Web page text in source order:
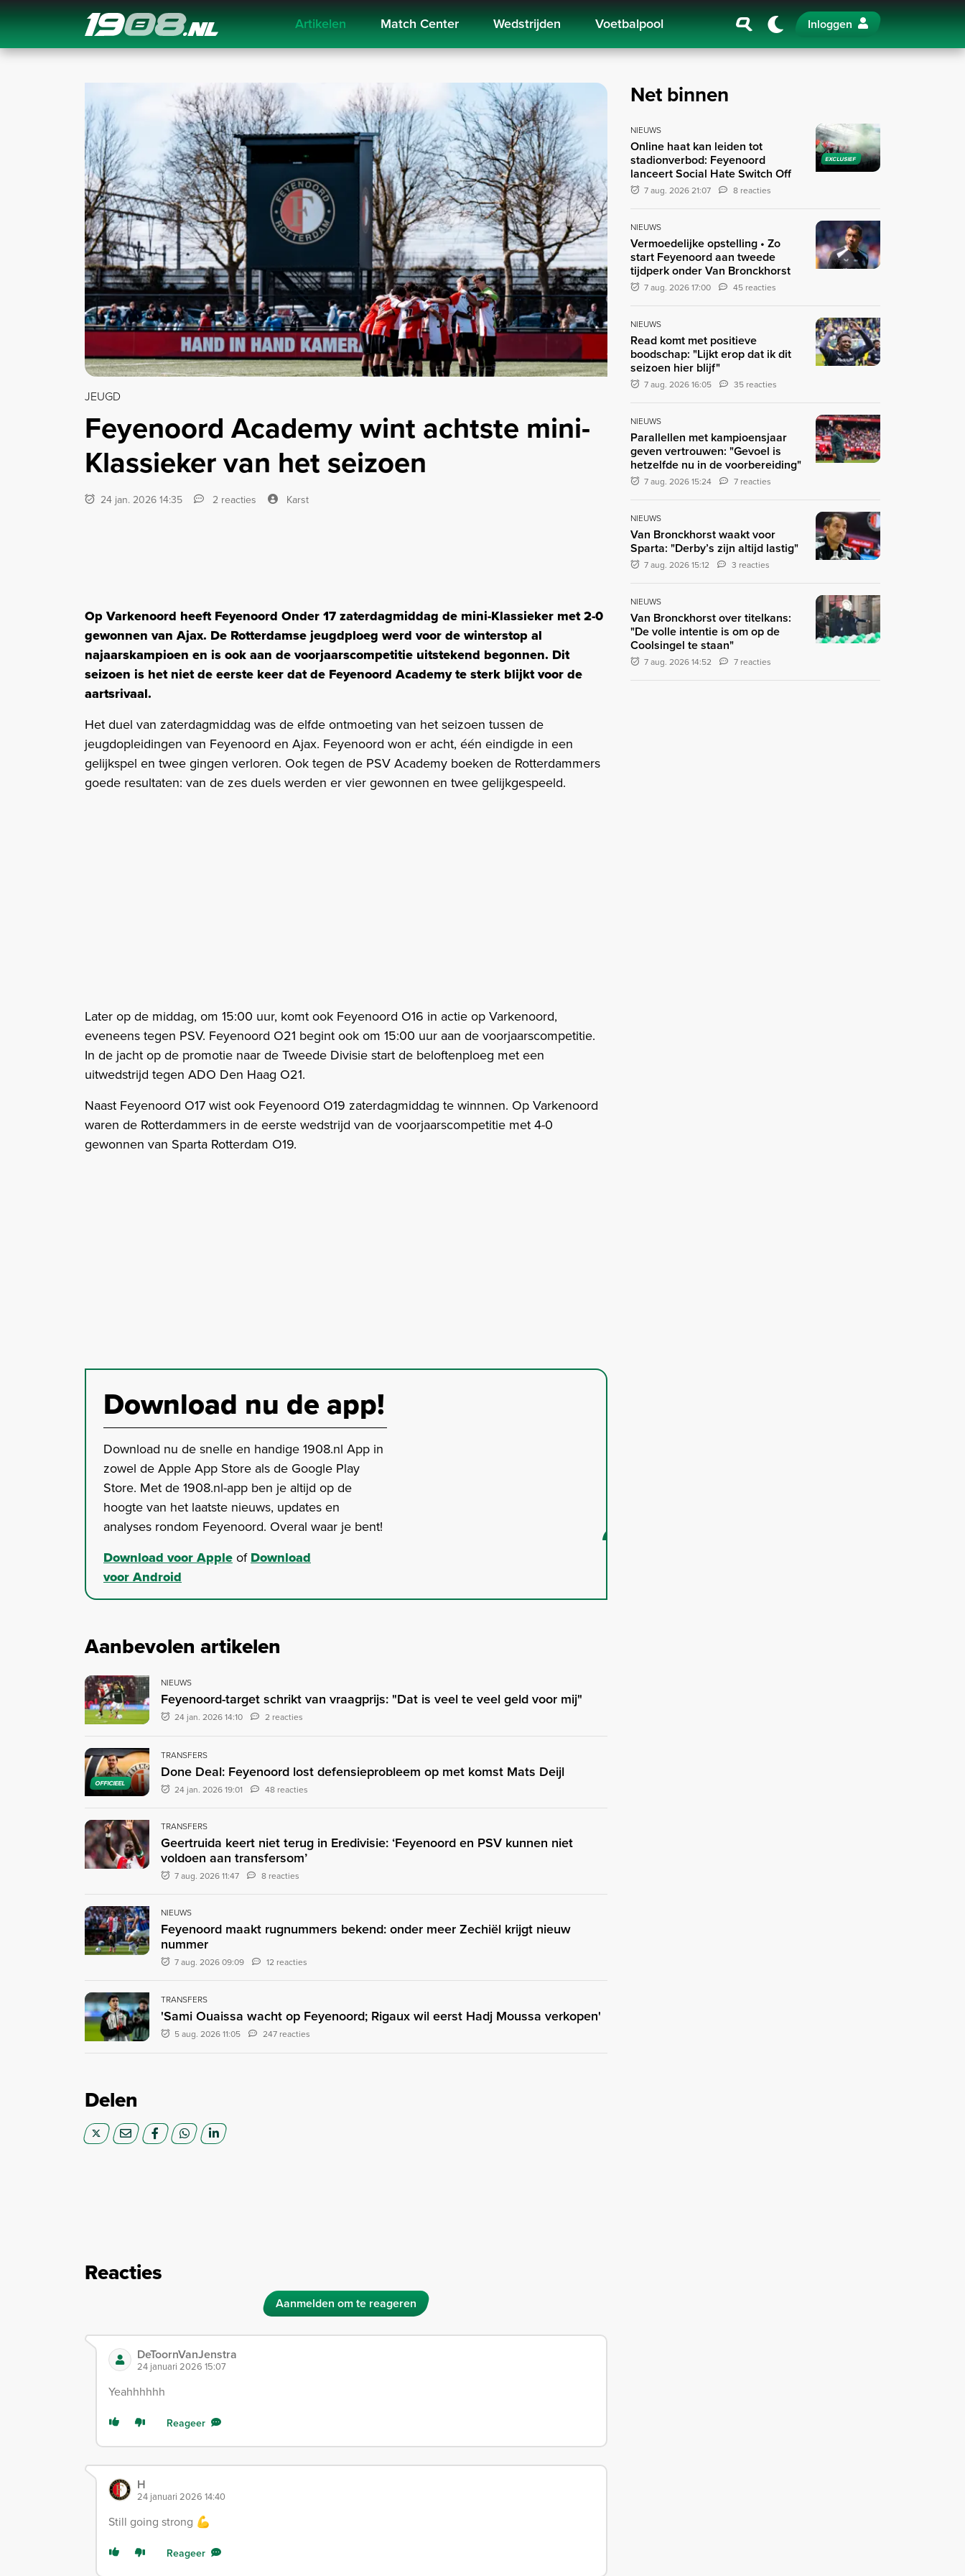
Navigation Artikelen Match Center Wedstrijden Voetbalpool Inloggen
JEUGD
Feyenoord Academy wint achtste mini-
Klassieker van het seizoen
24 jan. 2026 14:35 2 reacties Karst
Op Varkenoord heeft Feyenoord Onder 17 zaterdagmiddag de mini-Klassieker met 2-0
gewonnen van Ajax. De Rotterdamse jeugdploeg werd voor de winterstop al
najaarskampioen en is ook aan de voorjaarscompetitie uitstekend begonnen. Dit
seizoen is het niet de eerste keer dat de Feyenoord Academy te sterk blijkt voor de
aartsrivaal.
Het duel van zaterdagmiddag was de elfde ontmoeting van het seizoen tussen de
jeugdopleidingen van Feyenoord en Ajax. Feyenoord won er acht, één eindigde in een
gelijkspel en twee gingen verloren. Ook tegen de PSV Academy boeken de Rotterdammers
goede resultaten: van de zes duels werden er vier gewonnen en twee gelijkgespeeld.
Later op de middag, om 15:00 uur, komt ook Feyenoord O16 in actie op Varkenoord,
eveneens tegen PSV. Feyenoord O21 begint ook om 15:00 uur aan de voorjaarscompetitie.
In de jacht op de promotie naar de Tweede Divisie start de beloftenploeg met een
uitwedstrijd tegen ADO Den Haag O21.
Naast Feyenoord O17 wist ook Feyenoord O19 zaterdagmiddag te winnnen. Op Varkenoord
waren de Rotterdammers in de eerste wedstrijd van de voorjaarscompetitie met 4-0
gewonnen van Sparta Rotterdam O19.
Download nu de app!
Download nu de snelle en handige 1908.nl App in
zowel de Apple App Store als de Google Play
Store. Met de 1908.nl-app ben je altijd op de
hoogte van het laatste nieuws, updates en
analyses rondom Feyenoord. Overal waar je bent!
Download voor AppleofDownload
voor Android
Aanbevolen artikelen
NIEUWS
Feyenoord-target schrikt van vraagprijs: "Dat is veel te veel geld voor mij"
24 jan. 2026 14:10 2 reacties
OFFICIEEL
TRANSFERS
Done Deal: Feyenoord lost defensieprobleem op met komst Mats Deijl
24 jan. 2026 19:01 48 reacties
TRANSFERS
Geertruida keert niet terug in Eredivisie: ‘Feyenoord en PSV kunnen niet
voldoen aan transfersom’
7 aug. 2026 11:47 8 reacties
NIEUWS
Feyenoord maakt rugnummers bekend: onder meer Zechiël krijgt nieuw
nummer
7 aug. 2026 09:09 12 reacties
TRANSFERS
'Sami Ouaissa wacht op Feyenoord; Rigaux wil eerst Hadj Moussa verkopen'
5 aug. 2026 11:05 247 reacties
Delen
Reacties
Aanmelden om te reageren
DeToornVanJenstra
24 januari 2026 15:07
Yeahhhhhh
Reageer
H
24 januari 2026 14:40
Still going strong 💪
Reageer
Net binnen
EXCLUSIEF
NIEUWS
Online haat kan leiden tot
stadionverbod: Feyenoord
lanceert Social Hate Switch Off
7 aug. 2026 21:07 8 reacties
NIEUWS
Vermoedelijke opstelling • Zo
start Feyenoord aan tweede
tijdperk onder Van Bronckhorst
7 aug. 2026 17:00 45 reacties
NIEUWS
Read komt met positieve
boodschap: "Lijkt erop dat ik dit
seizoen hier blijf"
7 aug. 2026 16:05 35 reacties
NIEUWS
Parallellen met kampioensjaar
geven vertrouwen: "Gevoel is
hetzelfde nu in de voorbereiding"
7 aug. 2026 15:24 7 reacties
NIEUWS
Van Bronckhorst waakt voor
Sparta: "Derby’s zijn altijd lastig"
7 aug. 2026 15:12 3 reacties
NIEUWS
Van Bronckhorst over titelkans:
"De volle intentie is om op de
Coolsingel te staan"
7 aug. 2026 14:52 7 reacties